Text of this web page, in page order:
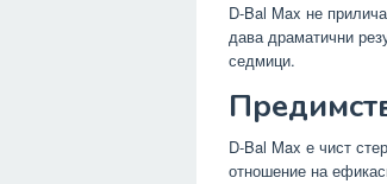
D-Bal Max не
дава драматични
седмици.
D-Bal Max е чист
отношение на